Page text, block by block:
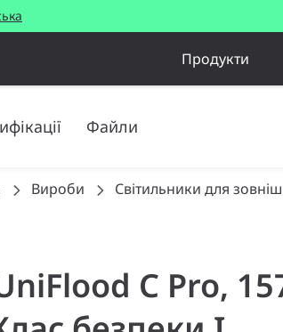
Продукти
Файли
Вироби Світильники для
C Pro,